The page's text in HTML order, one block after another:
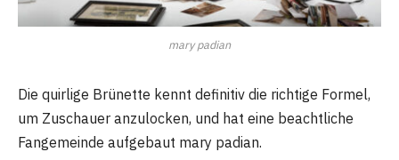
mary padian
Die quirlige Brünette kennt definitiv die richtige Formel,
um Zuschauer anzulocken, und hat eine beachtliche
Fangemeinde aufgebaut mary padian.